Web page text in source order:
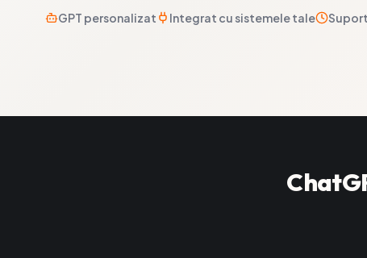
GPT personalizat Integrat cu sistemele tale